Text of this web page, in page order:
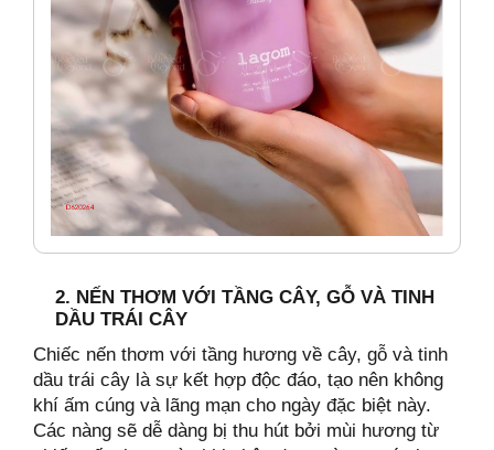
2. NẾN THƠM VỚI TẦNG CÂY, GỖ VÀ TINH
DẦU TRÁI CÂY
Chiếc nến thơm với tầng hương về cây, gỗ và tinh
dầu trái cây là sự kết hợp độc đáo, tạo nên không
khí ấm cúng và lãng mạn cho ngày đặc biệt này.
Các nàng sẽ dễ dàng bị thu hút bởi mùi hương từ